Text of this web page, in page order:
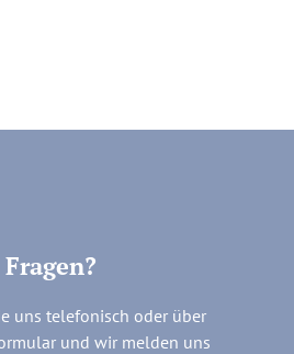
uns telefonisch oder über
und wir melden uns